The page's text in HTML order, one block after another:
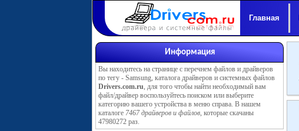
Главная
Информация
Вы находитесь на странице с перечнем файлов и драйверов
по тегу - Samsung, каталога драйверов и системных файлов
Drivers.com.ru, для того чтобы найти необходимый вам
файл/драйвер воспользуйтесь поиском или выберите
категорию вашего устройства в меню справа. В нашем
каталоге 7467 драйверов и файлов, которые скачаны
47980272 раз.